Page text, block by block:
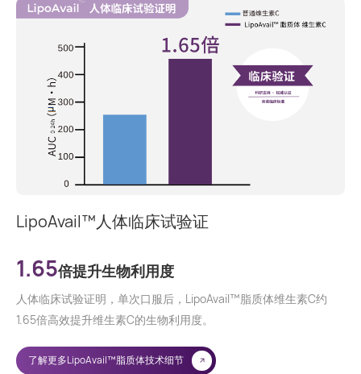
LipoAvail™人体临床试验证
1.65倍提升生物利用度
人体临床试验证明，单次口服后，LipoAvail™脂质体维生素C约
1.65倍高效提升维生素C的生物利用度。
了解更多LipoAvail™脂质体技术细节